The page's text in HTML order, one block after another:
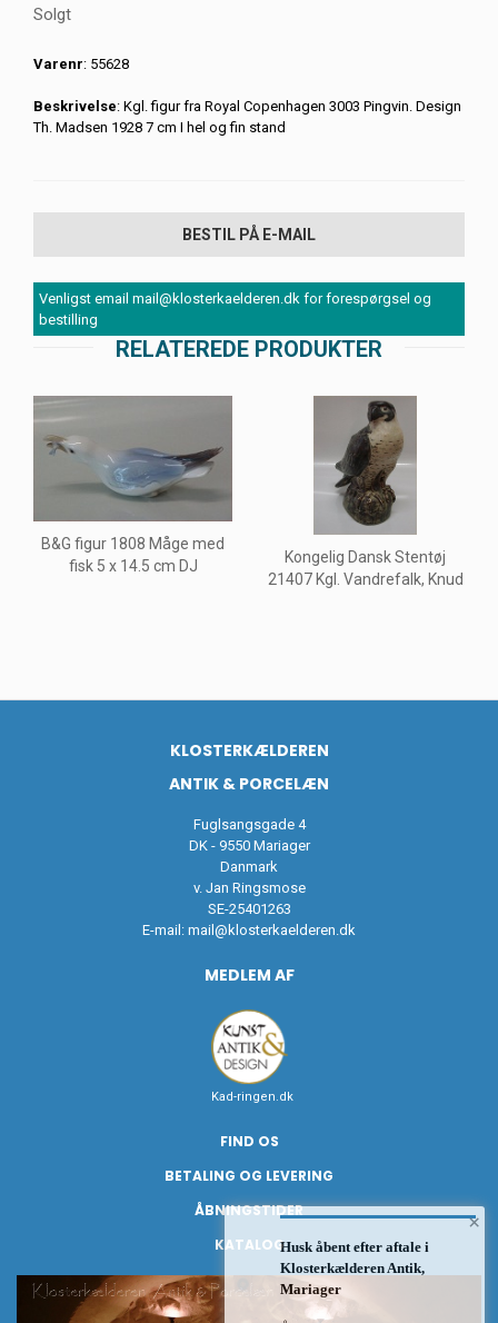
Solgt
Varenr: 55628
Beskrivelse: Kgl. figur fra Royal Copenhagen 3003 Pingvin. Design
Th. Madsen 1928 7 cm I hel og fin stand
BESTIL PÅ E-MAIL
Venligst email mail@klosterkaelderen.dk for forespørgsel og
bestilling
RELATEREDE PRODUKTER
B&G figur 1808 Måge med
fisk 5 x 14.5 cm DJ
Kongelig Dansk Stentøj
21407 Kgl. Vandrefalk, Knud
KLOSTERKÆLDEREN
ANTIK & PORCELÆN
Fuglsangsgade 4
DK - 9550 Mariager
Danmark
v. Jan Ringsmose
SE-25401263
E-mail: mail@klosterkaelderen.dk
MEDLEM AF
Kad-ringen.dk
FIND OS
BETALING OG LEVERING
ÅBNINGSTIDER
KATALOG
×
Husk åbent efter aftale i
Klosterkælderen Antik,
Mariager